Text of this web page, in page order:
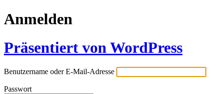
Anmelden
Präsentiert von WordPress
Benutzername oder E-Mail-Adresse
Passwort